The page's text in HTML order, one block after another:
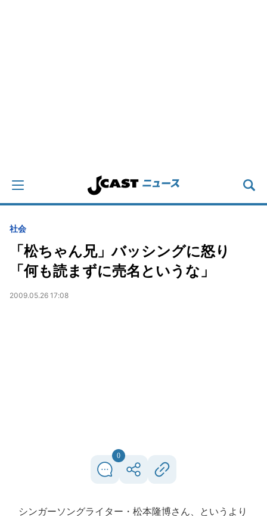
社会
「松ちゃん兄」バッシングに怒り
「何も読まずに売名というな」
2009.05.26 17:08
0
シンガーソングライター・松本隆博さん、というより